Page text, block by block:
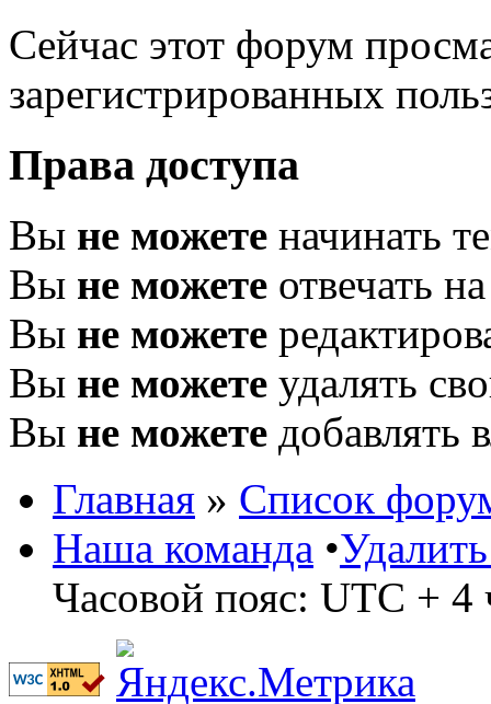
Сейчас этот форум
зарегистрированных
Права доступа
Вы не можете начинать
Вы не можете отвечать
Вы не можете
Вы не можете удалять
Вы не можете добавлять
Главная » Список
Наша команда •
Часовой пояс: UTC + 4